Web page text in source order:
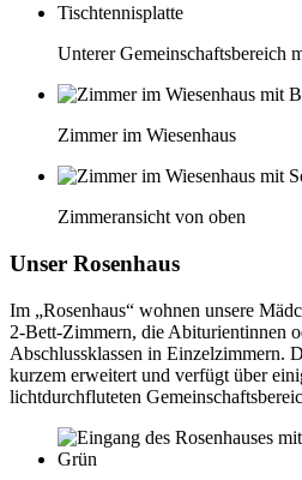
Unterer Gemeinschaftsbereich
Zimmer im Wiesenhaus
Zimmeransicht von oben
Unser Rosenhaus
Im „Rosenhaus“ wohnen unsere
2-Bett-Zimmern, die Abiturientinnen
Abschlussklassen in Einzelzimmern.
kurzem erweitert und verfügt über
lichtdurchfluteten